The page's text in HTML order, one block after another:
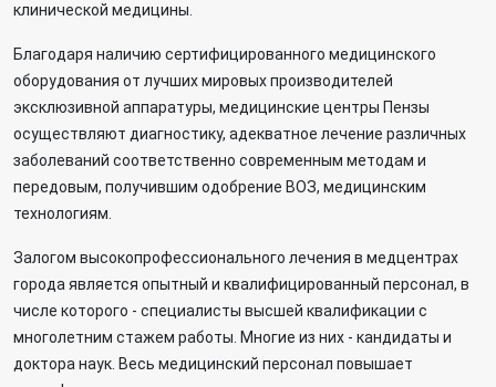
клинической медицины.
Благодаря наличию сертифицированного медицинского
оборудования от лучших мировых производителей
эксклюзивной аппаратуры, медицинские центры Пензы
осуществляют диагностику, адекватное лечение различных
заболеваний соответственно современным методам и
передовым, получившим одобрение ВОЗ, медицинским
технологиям.
Залогом высокопрофессионального лечения в медцентрах
города является опытный и квалифицированный персонал, в
числе которого - специалисты высшей квалификации с
многолетним стажем работы. Многие из них - кандидаты и
доктора наук. Весь медицинский персонал повышает